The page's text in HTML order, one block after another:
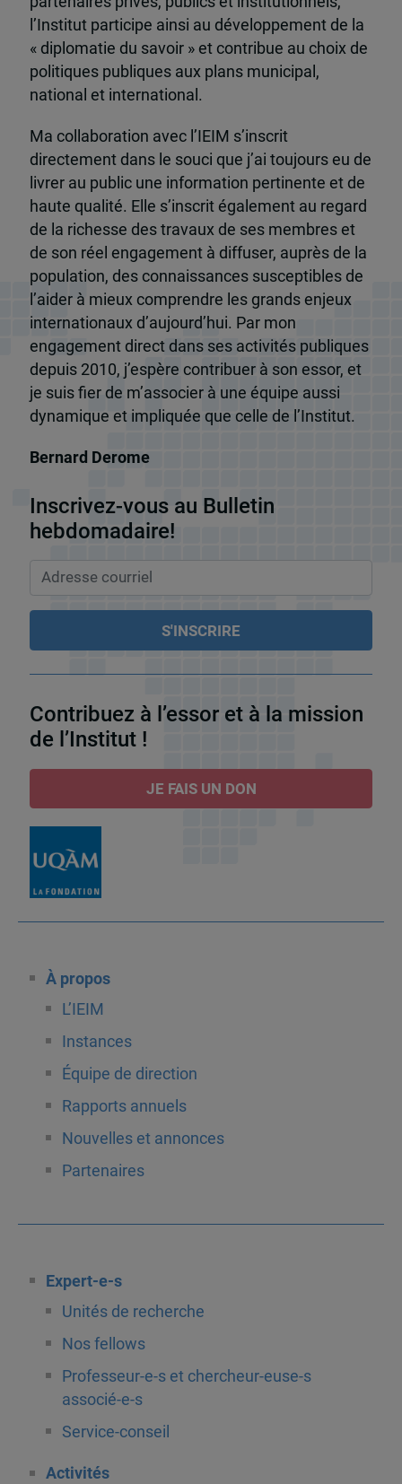
l’Institut participe ainsi au développement de la
« diplomatie du savoir » et contribue au choix de
politiques publiques aux plans municipal,
national et international.
Ma collaboration avec l’IEIM s’inscrit
directement dans le souci que j’ai toujours eu de
livrer au public une information pertinente et de
haute qualité. Elle s’inscrit également au regard
de la richesse des travaux de ses membres et
de son réel engagement à diffuser, auprès de la
population, des connaissances susceptibles de
l’aider à mieux comprendre les grands enjeux
internationaux d’aujourd’hui. Par mon
engagement direct dans ses activités publiques
depuis 2010, j’espère contribuer à son essor, et
je suis fier de m’associer à une équipe aussi
dynamique et impliquée que celle de l’Institut.
Bernard Derome
Inscrivez-vous au Bulletin
hebdomadaire!
Contribuez à l’essor et à la mission
de l’Institut !
JE FAIS UN DON
À propos
L’IEIM
Instances
Équipe de direction
Rapports annuels
Nouvelles et annonces
Partenaires
Expert-e-s
Unités de recherche
Nos fellows
Professeur-e-s et chercheur-euse-s
associé-e-s
Service-conseil
Activités